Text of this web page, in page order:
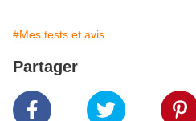
#Mes tests et avis
Partager